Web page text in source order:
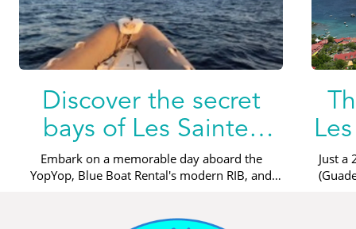
Discover the secret
bays of Les Saintes
with YopYop
Embark on a memorable day aboard the
YopYop, Blue Boat Rental's modern RIB, and
Just a